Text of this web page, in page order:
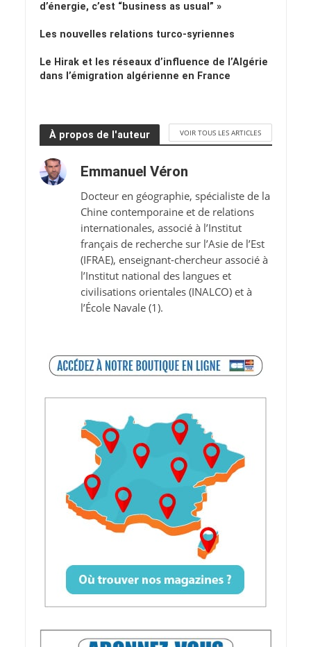
d’énergie, c’est “business as usual” »
Les nouvelles relations turco-syriennes
Le Hirak et les réseaux d’influence de l’Algérie
dans l’émigration algérienne en France
À propos de l'auteur VOIR TOUS LES ARTICLES
Emmanuel Véron
Docteur en géographie, spécialiste de la
Chine contemporaine et de relations
internationales, associé à l’Institut
français de recherche sur l’Asie de l’Est
(IFRAE), enseignant-chercheur associé à
l’Institut national des langues et
civilisations orientales (INALCO) et à
l’École Navale (1).